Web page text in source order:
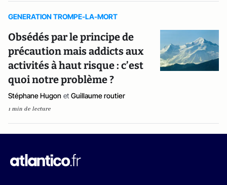
GENERATION TROMPE-LA-MORT
Obsédés par le principe de
précaution mais addicts aux
activités à haut risque : c’est
quoi notre problème ?
Stéphane Hugon et Guillaume routier
1 min de lecture